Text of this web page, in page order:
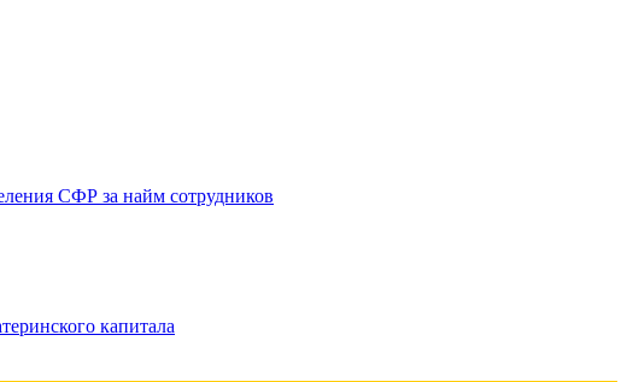
СФР за найм сотрудников
капитала